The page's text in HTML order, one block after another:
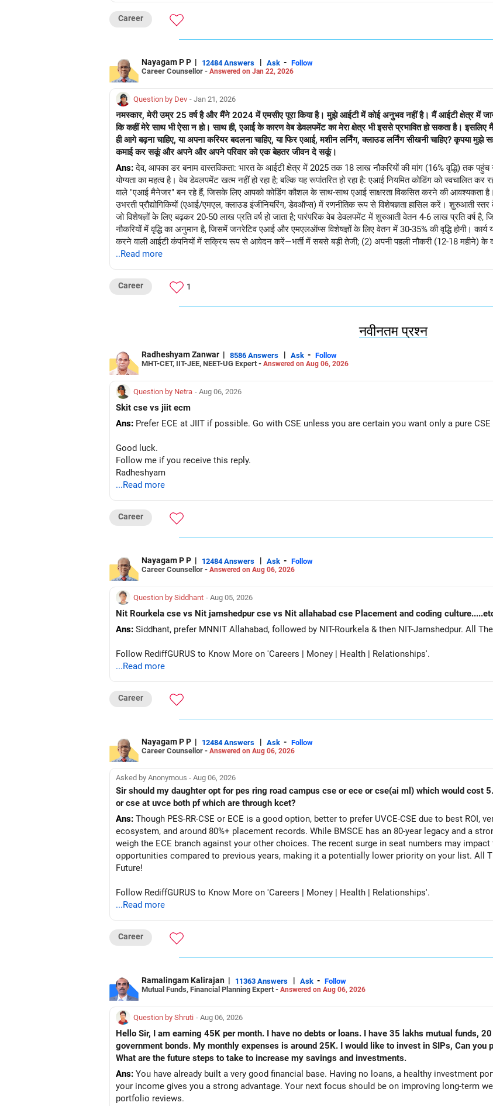
Career
Nayagam P P | 12484 Answers | Ask - Follow
Career Counsellor - Answered on Jan 22, 2026
Question by Dev - Jan 21, 2026
नमस्कार, मेरी उम्र 25 वर्ष है और मैंने 2024 में एमसीए पूरा किया है। मुझे आईटी में कोई अनुभव नहीं है। मैं आईटी क्षेत्र में
कि कहीं मेरे साथ भी ऐसा न हो। साथ ही, एआई के कारण वेब डेवलपमेंट का मेरा क्षेत्र भी इससे प्रभावित हो सकता है। इसलिए
ही आगे बढ़ना चाहिए, या अपना करियर बदलना चाहिए, या फिर एआई, मशीन लर्निंग, क्लाउड लर्निंग सीखनी चाहिए? कृपया
कमाई कर सकूं और अपने और अपने परिवार को एक बेहतर जीवन दे सकूं।
Ans:देव, आपका डर बनाम वास्तविकता: भारत के आईटी क्षेत्र में 2025 तक 18 लाख नौकरियों की मांग (16% वृद्धि) तक पहुंच
योग्यता का महत्व है। वेब डेवलपमेंट खत्म नहीं हो रहा है; बल्कि यह रूपांतरित हो रहा है: एआई नियमित कोडिंग को स्वचालित
वाले "एआई मैनेजर" बन रहे हैं, जिसके लिए आपको कोडिंग कौशल के साथ-साथ एआई साक्षरता विकसित करने की आवश्यकता है।
उभरती प्रौद्योगिकियों (एआई/एमएल, क्लाउड इंजीनियरिंग, डेवऑप्स) में रणनीतिक रूप से विशेषज्ञता हासिल करें। शुरुआती
जो विशेषज्ञों के लिए बढ़कर 20-50 लाख प्रति वर्ष हो जाता है; पारंपरिक वेब डेवलपमेंट में शुरुआती वेतन 4-6 लाख प्रति वर्ष है,
नौकरियों में वृद्धि का अनुमान है, जिसमें जनरेटिव एआई और एमएलऑप्स विशेषज्ञों के लिए वेतन में 30-35% की वृद्धि होगी।
करने वाली आईटी कंपनियों में सक्रिय रूप से आवेदन करें—भर्ती में सबसे बड़ी तेजी; (2) अपनी पहली नौकरी (12-18 महीने) के
GCP, TensorFlow) प्राप्त करें, जिनकी लागत 30,000-50,000 रुपये है; (3) 24 महीनों के भीतर एमसीए और एआई
..Read more
Career 1
नवीनतम प्रश्न
Radheshyam Zanwar | 8586 Answers | Ask - Follow
MHT-CET, IIT-JEE, NEET-UG Expert - Answered on Aug 06, 2026
Question by Netra - Aug 06, 2026
Skit cse vs jiit ecm
Ans: Prefer ECE at JIIT if possible. Go with CSE unless you are certain you want only a pure
Good luck.
Follow me if you receive this reply.
Radheshyam
...Read more
Career
Nayagam P P | 12484 Answers | Ask - Follow
Career Counsellor - Answered on Aug 06, 2026
Question by Siddhant - Aug 05, 2026
Nit Rourkela cse vs Nit jamshedpur cse vs Nit allahabad cse
Ans:
Siddhant, prefer
Follow RediffGURUS to Know More on 'Careers | Money | Health | Relationships'.
...Read more
Career
Nayagam P P | 12484 Answers | Ask - Follow
Career Counsellor - Answered on Aug 06, 2026
Asked by Anonymous - Aug 06, 2026
Sir should my daughter opt for pes ring road campus cse or ece or cse(ai ml) which would cost
or cse at uvce both pf which are through kcet?
Ans: Though PES-RR-CSE or ECE is a good option, better to prefer UVCE-CSE due to best ROI,
ecosystem, and around 80%+ placement records. While BMSCE has an 80-year legacy and a
weigh the ECE branch against your other choices. The recent surge in seat numbers may
opportunities compared to previous years, making it a potentially lower priority on your list. All The Best for Your Daughter's Prosperous
Future!
Follow RediffGURUS to Know More on 'Careers | Money | Health | Relationships'.
...Read more
Career
Ramalingam Kalirajan | 11363 Answers | Ask - Follow
Mutual Funds, Financial Planning Expert - Answered on Aug 06, 2026
Question by Shruti - Aug 06, 2026
Hello Sir, I am earning 45K per month. I have no debts or loans. I have 35 lakhs mutual funds,
government bonds. My monthly expenses is around 25K. I would like to invest in SIPs, Can you
What are the future steps to take to increase my savings and investments.
Ans: You have already built a very good financial base. Having no loans, a healthy investment
your income gives you a strong advantage. Your next focus should be on improving long-term
portfolio reviews.